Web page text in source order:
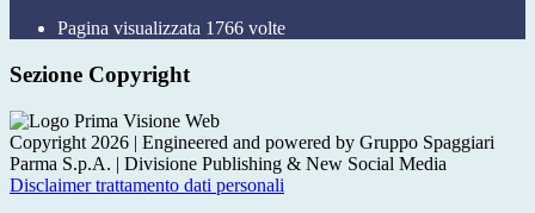
Pagina visualizzata 1766 volte
Sezione Copyright
Copyright 2026 | Engineered and powered by Gruppo Spaggiari
Parma S.p.A. | Divisione Publishing & New Social Media
Disclaimer trattamento dati personali